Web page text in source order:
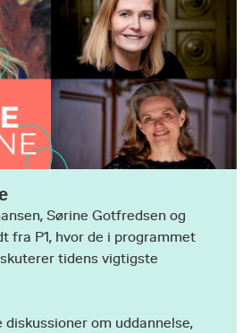
Sørine Gotfredsen og
fra P1, hvor de i programmet
tidens vigtigste
om uddannelse,